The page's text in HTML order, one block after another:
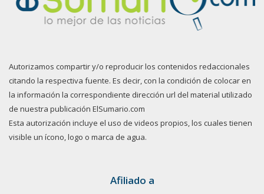
Autorizamos compartir y/o reproducir los contenidos redaccionales
citando la respectiva fuente. Es decir, con la condición de colocar en
la información la correspondiente dirección url del material utilizado
de nuestra publicación ElSumario.com
Esta autorización incluye el uso de videos propios, los cuales tienen
visible un ícono, logo o marca de agua.
Afiliado a